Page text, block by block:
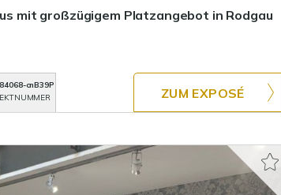
mit großzügigem Platzangebot in Rodgau
cnB39P
ZUM EXPOSÉ